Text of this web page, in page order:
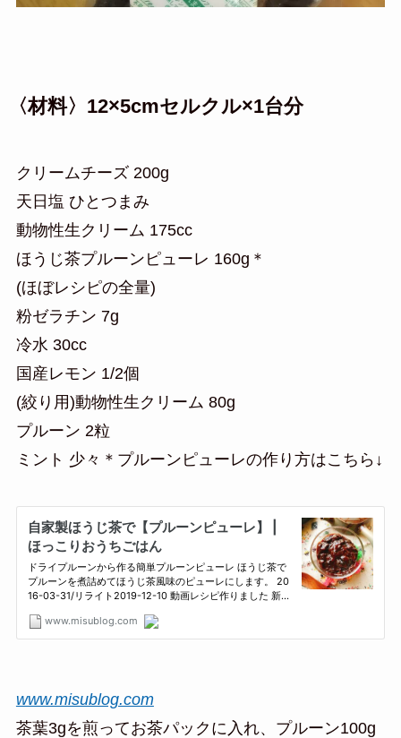
〈材料〉12×5cmセルクル×1台分
クリームチーズ 200g
天日塩 ひとつまみ
動物性生クリーム 175cc
ほうじ茶プルーンピューレ 160g＊
(ほぼレシピの全量)
粉ゼラチン 7g
冷水 30cc
国産レモン 1/2個
(絞り用)動物性生クリーム 80g
プルーン 2粒
ミント 少々＊プルーンピューレの作り方はこちら↓
www.misublog.com
茶葉3gを煎ってお茶パックに入れ、プルーン100g